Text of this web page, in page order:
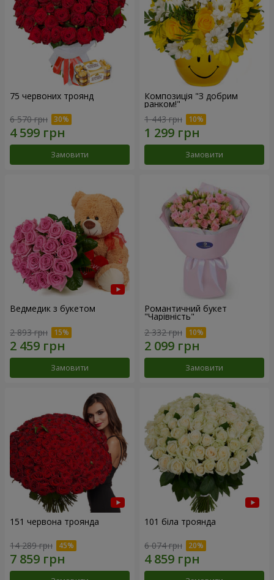
75 червоних троянд
6 570 грн
Замовити
Композиція "З добрим
ранком!"
1 443 грн
Замовити
Ведмедик з букетом
2 893 грн
Замовити
Романтичний букет
"Чарівність"
2 332 грн
Замовити
151 червона троянда
14 289 грн
101 біла троянда
6 074 грн